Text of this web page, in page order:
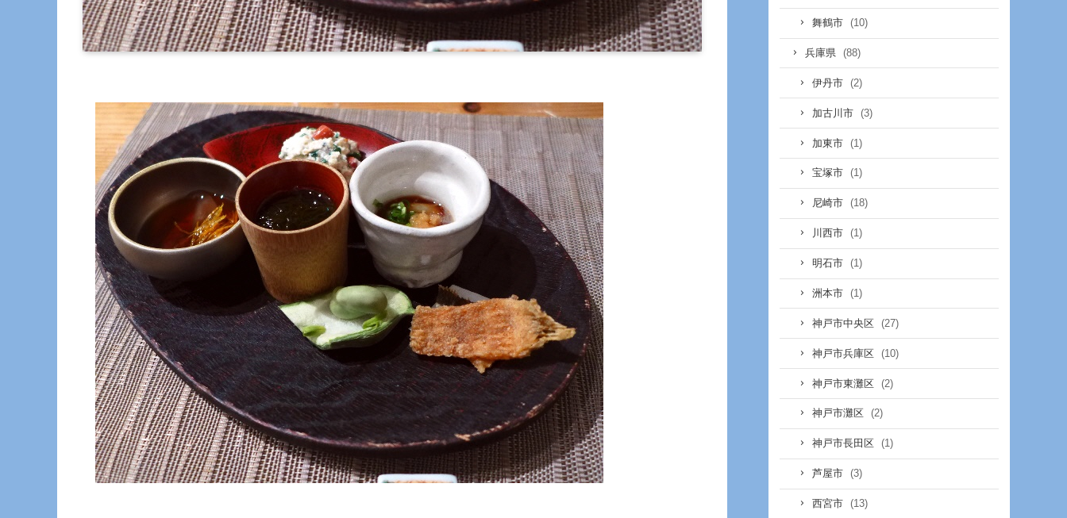
舞鶴市 (10)
兵庫県 (88)
伊丹市 (2)
加古川市 (3)
加東市 (1)
宝塚市 (1)
尼崎市 (18)
川西市 (1)
明石市 (1)
洲本市 (1)
神戸市中央区 (27)
神戸市兵庫区 (10)
神戸市東灘区 (2)
神戸市灘区 (2)
神戸市長田区 (1)
芦屋市 (3)
西宮市 (13)